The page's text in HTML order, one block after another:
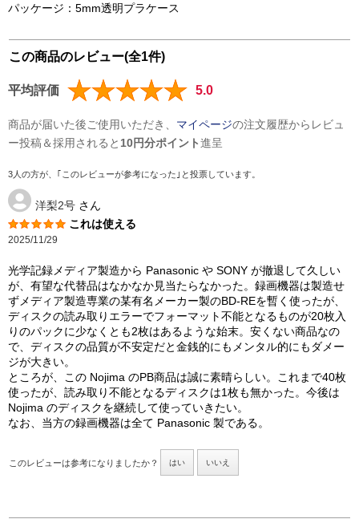
パッケージ：5mm透明プラケース
この商品のレビュー(全1件)
平均評価 5.0
商品が届いた後ご使用いただき、 マイページの注文履歴からレビュ
ー投稿＆採用されると 10円分ポイント進呈
3人の方が、｢このレビューが参考になった｣と投票しています。
洋梨2号 さん
これは使える
2025/11/29
光学記録メディア製造から Panasonic や SONY が撤退して久しい
が、有望な代替品はなかなか見当たらなかった。録画機器は製造せ
ずメディア製造専業の某有名メーカー製のBD-REを暫く使ったが、
ディスクの読み取りエラーでフォーマット不能となるものが20枚入
りのパックに少なくとも2枚はあるような始末。安くない商品なの
で、ディスクの品質が不安定だと金銭的にもメンタル的にもダメー
ジが大きい。
ところが、この Nojima のPB商品は誠に素晴らしい。これまで40枚
使ったが、読み取り不能となるディスクは1枚も無かった。今後は
Nojima のディスクを継続して使っていきたい。
なお、当方の録画機器は全て Panasonic 製である。
このレビューは参考になりましたか？ はい いいえ